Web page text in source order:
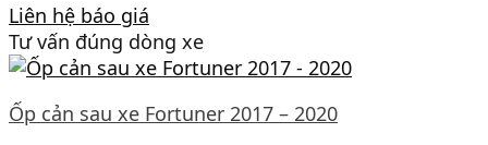
Liên hệ báo giá
Tư vấn đúng dòng xe
Ốp cản sau xe Fortuner 2017 – 2020